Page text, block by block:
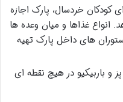
کودکان خردسال، پارک اجازه
انواع غذاها و میان وعده ها
های داخل پارک تهیه
و باربیکیو در هیچ نقطه ای